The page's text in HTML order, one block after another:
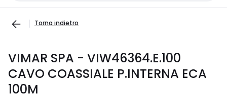
Torna indietro
VIMAR SPA - VIW46364.E.100
CAVO COASSIALE P.INTERNA ECA
100M